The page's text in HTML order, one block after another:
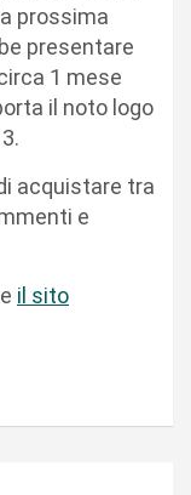
prossima
presentare
1 mese
il noto logo
acquistare tra
e
il sito